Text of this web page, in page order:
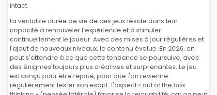
intact.
La véritable durée de vie de ces jeux réside dans leur
capacité à renouveler l'expérience et à stimuler
continuellement le joueur. Avec des mises à jour régulières et
l'ajout de nouveaux niveaux, le contenu évolue. En 2026, on
peut s'attendre à ce que cette tendance se poursuive, avec
des énigmes toujours plus créatives et surprenantes. Le jeu
est conçu pour être rejoué, pour que l'on revienne
régulièrement tester son esprit. L'aspect « out of the box